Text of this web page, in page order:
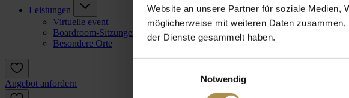
Website an unsere Partner für soziale Medien,
möglicherweise mit weiteren Daten
der Dienste gesammelt haben.
Notwendig
Leistungen
Virtuelle event
Boardroom-Sitzungen
Besondere Orte
Angebot anfordern